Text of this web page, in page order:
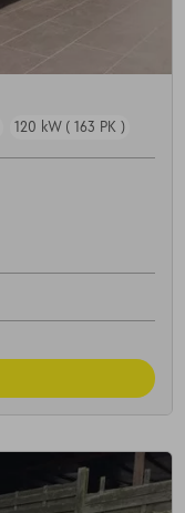
120 kW ( 163 PK )